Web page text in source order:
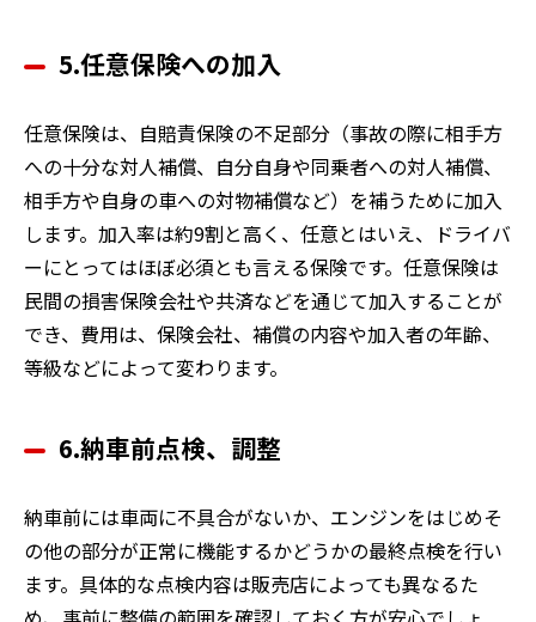
5.任意保険への加入
任意保険は、自賠責保険の不足部分（事故の際に相手方
への十分な対人補償、自分自身や同乗者への対人補償、
相手方や自身の車への対物補償など）を補うために加入
します。加入率は約9割と高く、任意とはいえ、ドライバ
ーにとってはほぼ必須とも言える保険です。任意保険は
民間の損害保険会社や共済などを通じて加入することが
でき、費用は、保険会社、補償の内容や加入者の年齢、
等級などによって変わります。
6.納車前点検、調整
納車前には車両に不具合がないか、エンジンをはじめそ
の他の部分が正常に機能するかどうかの最終点検を行い
ます。具体的な点検内容は販売店によっても異なるた